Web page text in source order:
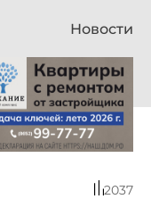
Новости
2037